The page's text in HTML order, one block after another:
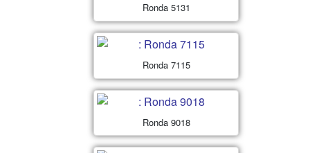
Ronda 5131
Ronda 7115
Ronda 9018